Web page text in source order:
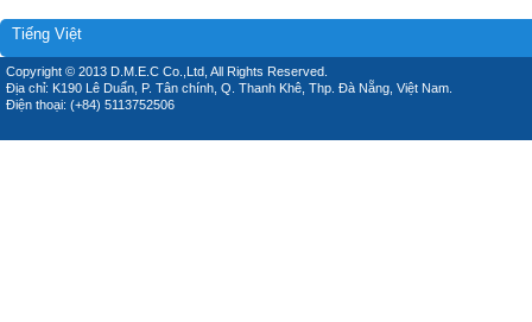
Tiếng Việt
Copyright © 2013 D.M.E.C Co.,Ltd, All Rights Reserved.
Địa chỉ: K190 Lê Duẩn, P. Tân chính, Q. Thanh Khê, Thp. Đà Nẵng, Việt Nam.
Điện thoại: (+84) 5113752506